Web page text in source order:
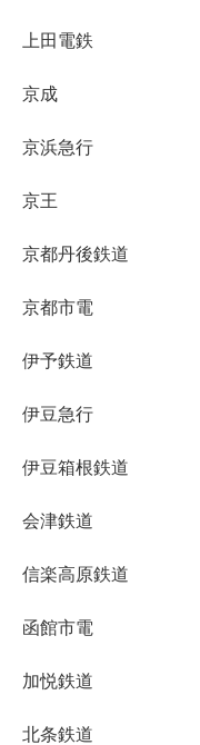
上田電鉄
京成
京浜急行
京王
京都丹後鉄道
京都市電
伊予鉄道
伊豆急行
伊豆箱根鉄道
会津鉄道
信楽高原鉄道
函館市電
加悦鉄道
北条鉄道